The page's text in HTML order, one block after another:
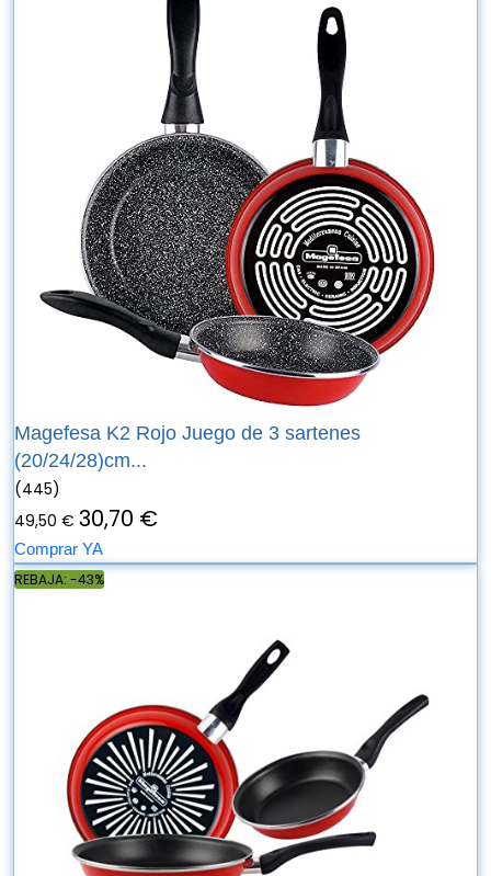
Magefesa K2 Rojo Juego de 3 sartenes
(20/24/28)cm...
(445)
49,50 € 30,70 €
Comprar YA
REBAJA: -43%